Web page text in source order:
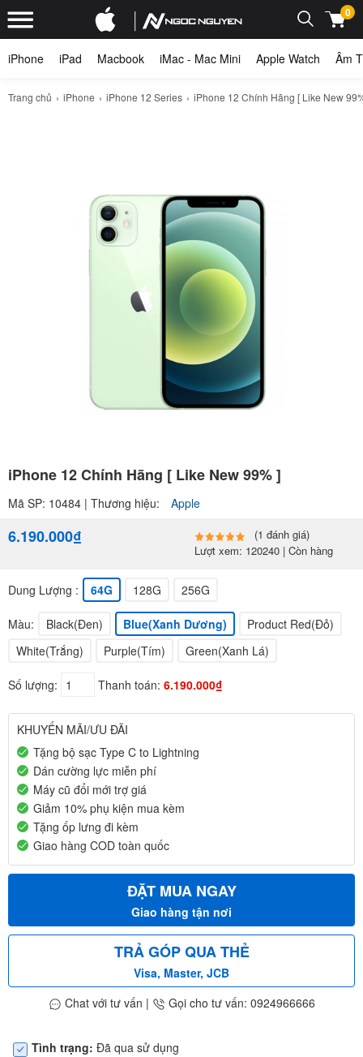
0
iPhone iPad Macbook iMac - Mac Mini Apple Watch Âm
Trang chủ iPhone iPhone 12 Series iPhone 12 Chính Hãng [ Like New
iPhone 12 Chính Hãng [ Like New 99% ]
Mã SP: 10484 | Thương hiệu: Apple
6.190.000₫
(1 đánh giá)
Lượt xem: 120240 | Còn hàng
Dung Lượng : 64G 128G 256G
Màu: Black(Đen) Blue(Xanh Dương)
Product Red(Đỏ)
White(Trắng)
Purple(Tím) Green(Xanh Lá)
Số lượng: Thanh toán: 6.190.000₫
KHUYẾN MÃI/ƯU ĐÃI
Tặng bộ sạc Type C to Lightning
Dán cường lực miễn phí
Máy cũ đổi mới trợ giá
Giảm 10% phụ kiện mua kèm
Tặng ốp lưng đi kèm
Giao hàng COD toàn quốc
ĐẶT MUA NGAY
Giao hàng tận nơi
TRẢ GÓP QUA THẺ
Visa, Master, JCB
Chat với tư vấn | Gọi cho tư vấn: 0924966666
Tình trạng: Đã qua sử dụng